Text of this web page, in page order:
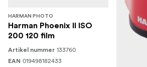
HARMAN PHOTO
Harman Phoenix II ISO
200 120 film
Artikel nummer 133760
EAN 019498182433